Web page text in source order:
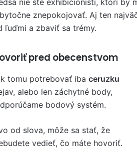
nie ste exhibicionisti, ktorí by
znepokojovať. Aj ten
ľuďmi a zbaviť sa trémy.
pred obecenstvom
tomu potrebovať iba ceruzku
alebo len záchytné body,
bodový systém.
od slova, môže sa stať, že
vedieť, čo máte hovoriť.